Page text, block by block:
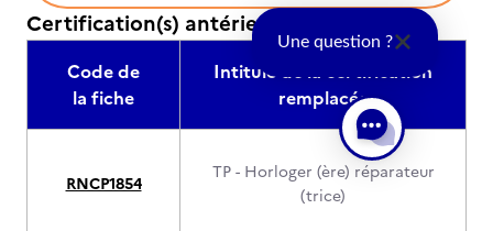
Certification(s) antérieure(s) :
Code de
la fiche
Intitulé de la certification
remplacée
RNCP1854
TP - Horloger (ère) réparateur
(trice)
Une question ?